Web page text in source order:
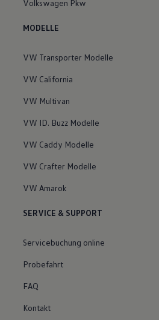
Volkswagen Pkw
MODELLE
VW Transporter Modelle
VW California
VW Multivan
VW ID. Buzz Modelle
VW Caddy Modelle
VW Crafter Modelle
VW Amarok
SERVICE & SUPPORT
Servicebuchung online
Probefahrt
FAQ
Kontakt